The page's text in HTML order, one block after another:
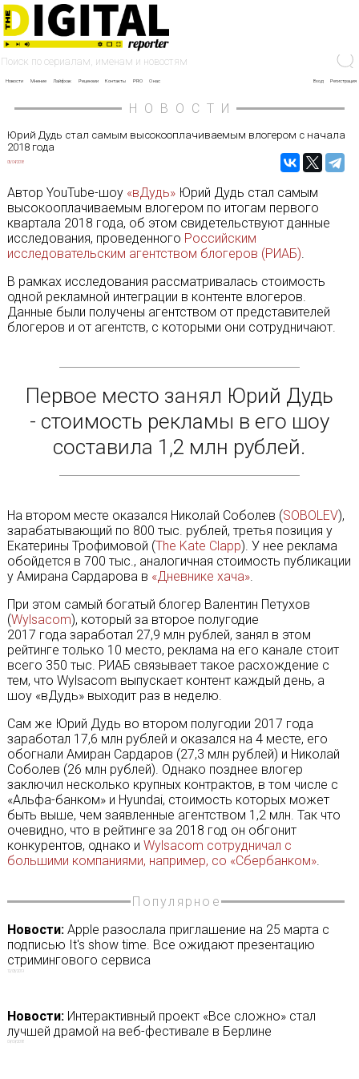
Новости Мнение Лайфхак Рецензии Контакты PRO О нас Вход Регистрация
НОВОСТИ
Юрий Дудь стал самым высокооплачиваемым влогером с начала
2018 года
05/04/2018
Автор YouTube-шоу «вДудь»Юрий Дудь стал самым
высокооплачиваемым влогером по итогам первого
квартала 2018 года, об этом свидетельствуют данные
исследования, проведенного Российским
исследовательским агентством блогеров (РИАБ).
В рамках исследования рассматривалась стоимость
одной рекламной интеграции в контенте влогеров.
Данные были получены агентством от представителей
блогеров и от агентств, с которыми они сотрудничают.
Первое место занял Юрий Дудь
- стоимость рекламы в его шоу
составила 1,2 млн рублей.
На втором месте оказался Николай Соболев (SOBOLEV),
зарабатывающий по 800 тыс. рублей, третья позиция у
Екатерины Трофимовой (The Kate Clapp). У нее реклама
обойдется в 700 тыс., аналогичная стоимость публикации
у Амирана Сардарова в «Дневнике хача».
При этом самый богатый блогер Валентин Петухов
(Wylsacom), который за второе полугодие
2017 года заработал 27,9 млн рублей, занял в этом
рейтинге только 10 место, реклама на его канале стоит
всего 350 тыс. РИАБ связывает такое расхождение с
тем, что Wylsacom выпускает контент каждый день, а
шоу «вДудь» выходит раз в неделю.
Сам же Юрий Дудь во втором полугодии 2017 года
заработал 17,6 млн рублей и оказался на 4 месте, его
обогнали Амиран Сардаров (27,3 млн рублей) и Николай
Соболев (26 млн рублей). Однако позднее влогер
заключил несколько крупных контрактов, в том числе с
«Альфа-банком» и Hyundai, стоимость которых может
быть выше, чем заявленные агентством 1,2 млн. Так что
очевидно, что в рейтинге за 2018 год он обгонит
конкурентов, однако и Wylsacom сотрудничал с
большими компаниями, например, со «Сбербанком».
Популярное
Новости:Apple разослала приглашение на 25 марта с
подписью It's show time. Все ожидают презентацию
стримингового сервиса
12/03/2019
Новости:Интерактивный проект «Все сложно» стал
лучшей драмой на веб-фестивале в Берлине
09/09/2018